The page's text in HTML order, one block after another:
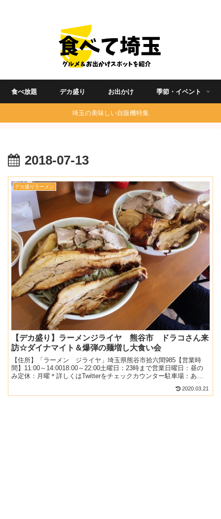
食べ放題 デカ盛り お出かけ 季節・イベント
埼玉の美味しい自販機特集
2018-07-13
デカ盛りラーメン
【デカ盛り】ラーメンジライヤ 熊谷市 ドラコさん来
訪☆ダイナマイト＆爆弾の麺増し大食い会
【住所】「ラーメン ジライヤ」埼玉県熊谷市拾六間985【営業時
間】11:00～14:0018:00～22:00土曜日：23時まで営業日曜日：昼の
み定休：月曜＊詳しくはTwitterをチェックカウンター駐車場：あり
2020.03.21